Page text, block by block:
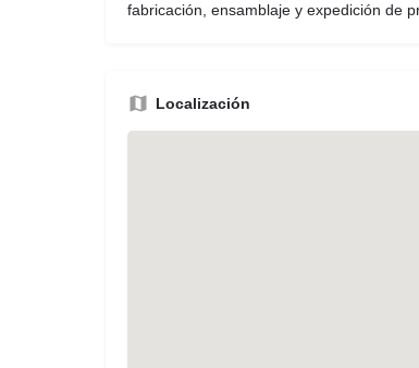
fabricación, ensamblaje y expedición de
Localización